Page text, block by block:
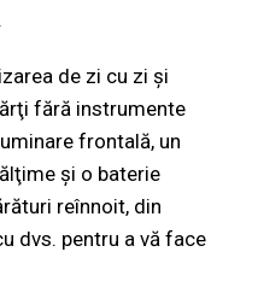
de zi cu zi și
fără instrumente
frontală, un
și o baterie
reînnoit, din
dvs. pentru a vă face